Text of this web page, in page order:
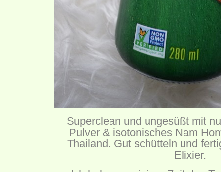
Superclean und ungesüßt mit
Pulver & isotonisches Nam
Thailand. Gut schütteln und
Elixier.